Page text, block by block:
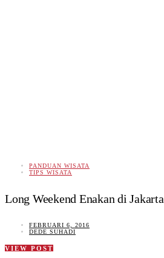
PANDUAN WISATA
TIPS WISATA
Long Weekend Enakan di Jakarta
FEBRUARI 6, 2016
DEDE SUHADI
VIEW POST